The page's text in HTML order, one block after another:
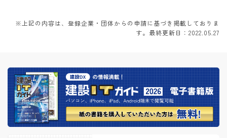
※上記の内容は、登録企業・団体からの申請に基づき掲載しておりま
す。最終更新日：2022.05.27